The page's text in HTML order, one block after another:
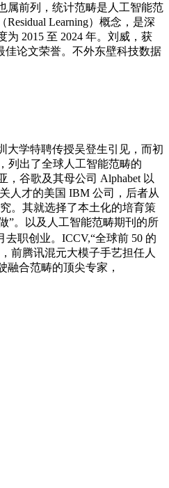
属前列，统计范畴是人工智能范
Learning）概念，是深
为 2015 至 2024 年。刘威，获
佳论文荣誉。不外东壁科技数据
大学特聘传授吴登生引见，而初
列出了全球人工智能范畴的
，谷歌及其母公司 Alphabet 以
人才的美国 IBM 公司，后者从
。其就选择了本土化的培育策
”。以及人工智能范畴期刊的所
职创业。ICCV,“全球前 50 的
前腾讯混元大模子手艺担任人
融合范畴的顶尖专家，